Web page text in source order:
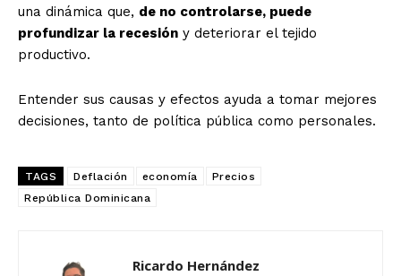
una dinámica que, de no controlarse, puede
profundizar la recesión y deteriorar el tejido
productivo.
Entender sus causas y efectos ayuda a tomar mejores
decisiones, tanto de política pública como personales.
TAGS Deflación economía
Precios
República Dominicana
Ricardo Hernández